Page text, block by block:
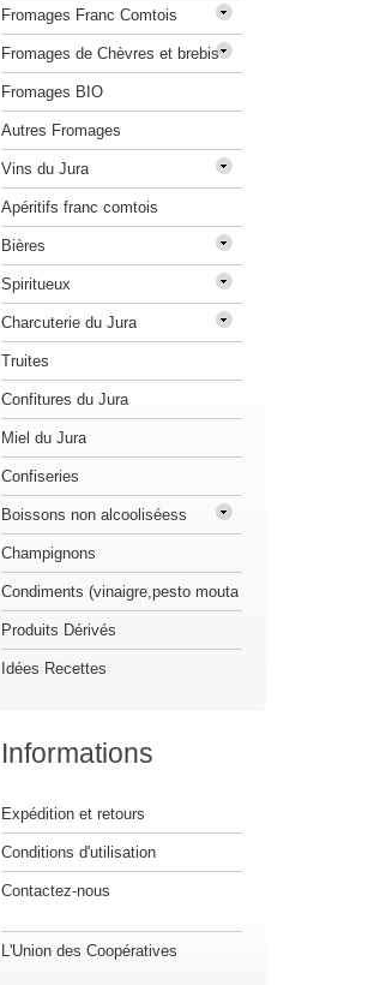
Fromages Franc Comtois
Fromages de Chèvres et brebis
Fromages BIO
Autres Fromages
Vins du Jura
Apéritifs franc comtois
Bières
Spiritueux
Charcuterie du Jura
Truites
Confitures du Jura
Miel du Jura
Confiseries
Boissons non alcooliséess
Champignons
Condiments (vinaigre,pesto mouta
Produits Dérivés
Idées Recettes
Informations
Expédition et retours
Conditions d'utilisation
Contactez-nous
L'Union des Coopératives